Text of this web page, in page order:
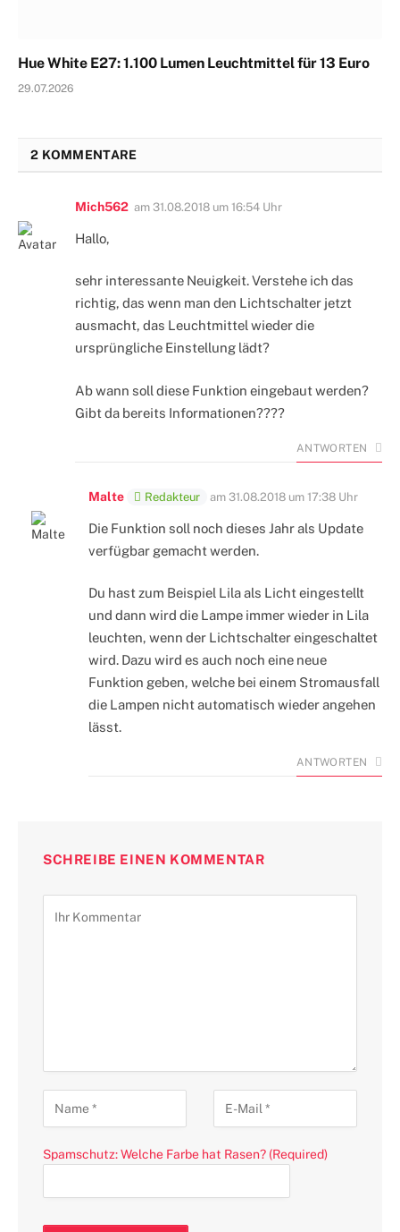
Hue White E27: 1.100 Lumen Leuchtmittel für 13 Euro
29.07.2026
2 KOMMENTARE
Mich562 am 31.08.2018 um 16:54 Uhr
Hallo,
sehr interessante Neuigkeit. Verstehe ich das
richtig, das wenn man den Lichtschalter jetzt
ausmacht, das Leuchtmittel wieder die
ursprüngliche Einstellung lädt?
Ab wann soll diese Funktion eingebaut werden?
Gibt da bereits Informationen????
ANTWORTEN
Malte Redakteur am 31.08.2018 um 17:38 Uhr
Die Funktion soll noch dieses Jahr als Update
verfügbar gemacht werden.
Du hast zum Beispiel Lila als Licht eingestellt
und dann wird die Lampe immer wieder in Lila
leuchten, wenn der Lichtschalter eingeschaltet
wird. Dazu wird es auch noch eine neue
Funktion geben, welche bei einem Stromausfall
die Lampen nicht automatisch wieder angehen
lässt.
ANTWORTEN
SCHREIBE EINEN KOMMENTAR
Spamschutz: Welche Farbe hat Rasen? (Required)